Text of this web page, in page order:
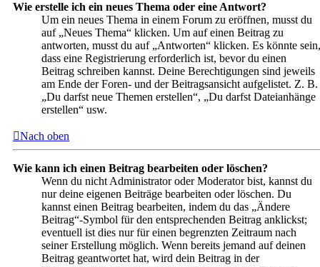
Wie erstelle ich ein neues Thema oder eine Antwort?
Um ein neues Thema in einem Forum zu eröffnen, musst du
auf „Neues Thema“ klicken. Um auf einen Beitrag zu
antworten, musst du auf „Antworten“ klicken. Es könnte sein,
dass eine Registrierung erforderlich ist, bevor du einen
Beitrag schreiben kannst. Deine Berechtigungen sind jeweils
am Ende der Foren- und der Beitragsansicht aufgelistet. Z. B.
„Du darfst neue Themen erstellen“, „Du darfst Dateianhänge
erstellen“ usw.
Nach oben
Wie kann ich einen Beitrag bearbeiten oder löschen?
Wenn du nicht Administrator oder Moderator bist, kannst du
nur deine eigenen Beiträge bearbeiten oder löschen. Du
kannst einen Beitrag bearbeiten, indem du das „Ändere
Beitrag“-Symbol für den entsprechenden Beitrag anklickst;
eventuell ist dies nur für einen begrenzten Zeitraum nach
seiner Erstellung möglich. Wenn bereits jemand auf deinen
Beitrag geantwortet hat, wird dein Beitrag in der